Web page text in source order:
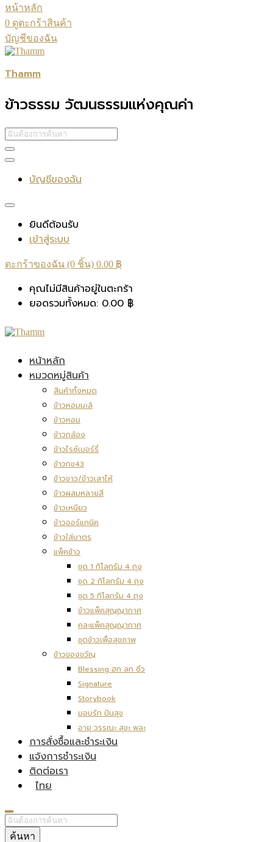
หน้าหลัก
0 ดูตะกร้าสินค้า
บัญชีของฉัน
Thamm
ข้าวธรรม วัฒนธรรมแห่งคุณค่า
บัญชีของฉัน
ยินดีต้อนรับ
เข้าสู่ระบบ
ตะกร้าของฉัน (0 ชิ้น) 0.00 ฿
คุณไม่มีสินค้าอยู่ในตะกร้า
ยอดรวมทั้งหมด: 0.00 ฿
หน้าหลัก
หมวดหมู่สินค้า
สินค้าทั้งหมด
ข้าวหอมมะลิ
ข้าวหอม
ข้าวกล้อง
ข้าวไรซ์เบอร์รี่
ข้าวกข43
ข้าวขาว/ข้าวเสาไห้
ข้าวผสมหลายสี
ข้าวเหนียว
ข้าวออร์แกนิค
ข้าวใส่บาตร
แพ็คข้าว
ชุด 1 กิโลกรัม 4 ถุง
ชุด 2 กิโลกรัม 4 ถุง
ชุด 5 กิโลกรัม 4 ถุง
ข้าวแพ็คสุญญากาศ
คละแพ็คสุญญากาศ
ชุดข้าวเพื่อสุขภาพ
ข้าวของขวัญ
Blessing ฮก ลก ซิ่ว
Signature
Storybook
มอบรัก ปันสุข
อายุ วรรณะ สุขะ พละ
การสั่งซื้อและชำระเงิน
แจ้งการชำระเงิน
ติดต่อเรา
ไทย
ค้นหา